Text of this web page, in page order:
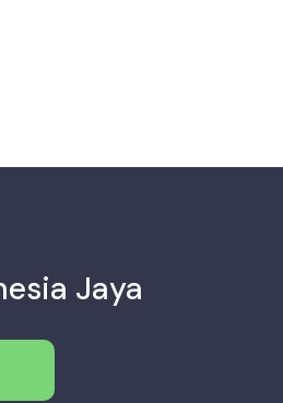
Jaya